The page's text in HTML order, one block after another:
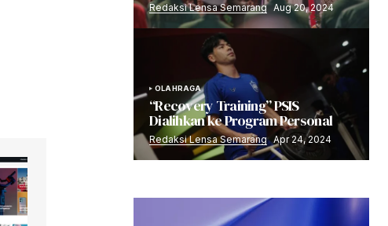
Redaksi Lensa Semarang Aug 20, 2024
OLAHRAGA
“Recovery Training” PSIS
Dialihkan ke Program Personal
Redaksi Lensa Semarang Apr 24, 2024